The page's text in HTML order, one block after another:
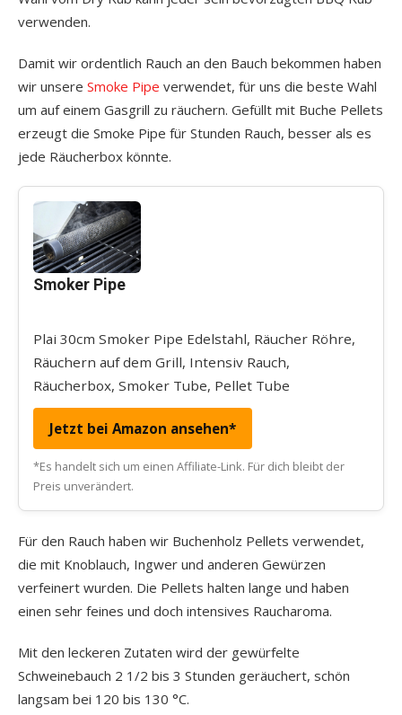
verwenden.
Damit wir ordentlich Rauch an den Bauch bekommen haben
wir unsere Smoke Pipe verwendet, für uns die beste Wahl
um auf einem Gasgrill zu räuchern. Gefüllt mit Buche Pellets
erzeugt die Smoke Pipe für Stunden Rauch, besser als es
jede Räucherbox könnte.
Smoker Pipe
Plai 30cm Smoker Pipe Edelstahl, Räucher Röhre,
Räuchern auf dem Grill, Intensiv Rauch,
Räucherbox, Smoker Tube, Pellet Tube
Jetzt bei Amazon ansehen*
*Es handelt sich um einen Affiliate-Link. Für dich bleibt der
Preis unverändert.
Für den Rauch haben wir Buchenholz Pellets verwendet,
die mit Knoblauch, Ingwer und anderen Gewürzen
verfeinert wurden. Die Pellets halten lange und haben
einen sehr feines und doch intensives Raucharoma.
Mit den leckeren Zutaten wird der gewürfelte
Schweinebauch 2 1/2 bis 3 Stunden geräuchert, schön
langsam bei 120 bis 130 °C.